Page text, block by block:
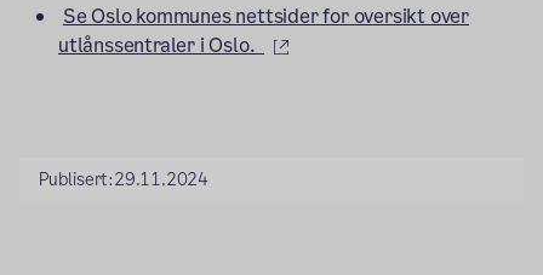
Se Oslo kommunes nettsider for oversikt over
utlånssentraler i Oslo.
(ekstern lenke)
Publisert:29.11.2024